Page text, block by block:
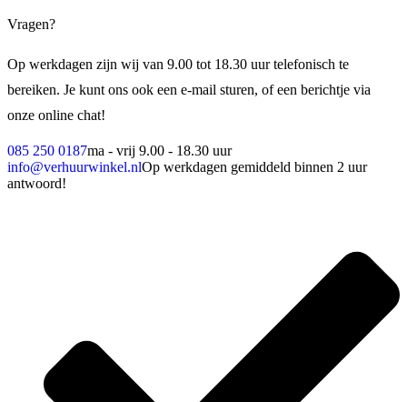
Vragen?
Op werkdagen zijn wij van 9.00 tot 18.30 uur telefonisch te
bereiken. Je kunt ons ook een e-mail sturen, of een berichtje via
onze online chat!
085 250 0187ma - vrij 9.00 - 18.30 uur
info@verhuurwinkel.nlOp werkdagen gemiddeld binnen 2 uur
antwoord!